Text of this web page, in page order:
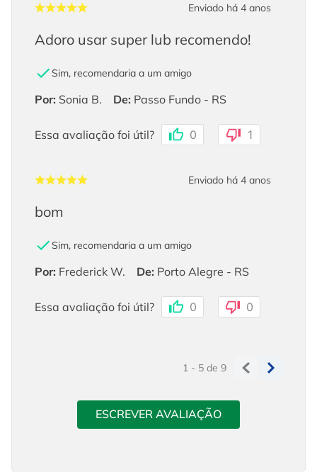
Enviado há 4 anos
Adoro usar super lub recomendo!
Sim, recomendaria a um amigo
Por: Sonia B. De: Passo Fundo - RS
Essa avaliação foi útil? 0 1
Enviado há 4 anos
bom
Sim, recomendaria a um amigo
Por: Frederick W. De: Porto Alegre - RS
Essa avaliação foi útil? 0 0
1 - 5de 9
ESCREVER AVALIAÇÃO